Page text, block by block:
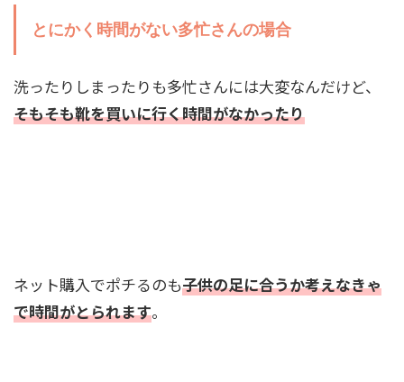
とにかく時間がない多忙さんの場合
洗ったりしまったりも多忙さんには大変なんだけど、
そもそも靴を買いに行く時間がなかったり
ネット購入でポチるのも子供の足に合うか考えなきゃ
で時間がとられます。